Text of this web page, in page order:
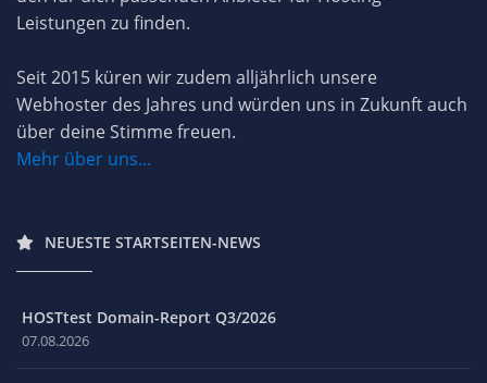
Leistungen zu finden.
Seit 2015 küren wir zudem alljährlich unsere
Webhoster des Jahres und würden uns in Zukunft auch
über deine Stimme freuen.
Mehr über uns...
NEUESTE STARTSEITEN-NEWS
HOSTtest Domain-Report Q3/2026
07.08.2026